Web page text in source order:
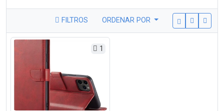
FILTROS ORDENAR POR
1